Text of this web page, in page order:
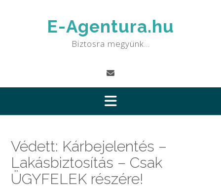
E-Agentura.hu
Biztosra megyünk…
Védett: Kárbejelentés –
Lakásbiztosítás – Csak
ÜGYFELEK részére!